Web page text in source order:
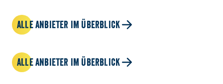
ALLE ANBIETER IM ÜBERBLICK
ALLE ANBIETER IM ÜBERBLICK